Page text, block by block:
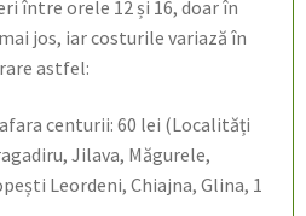
între orele 12 și 16, doar în
jos, iar costurile variază în
astfel:
centurii: 60 lei (Localități
Jilava, Măgurele,
Leordeni, Chiajna, Glina, 1